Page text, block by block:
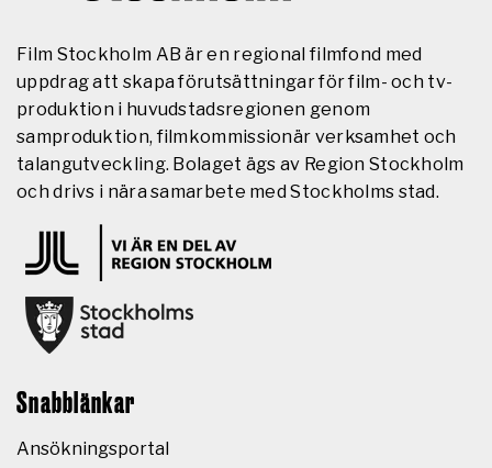
Film Stockholm AB är en regional filmfond med
uppdrag att skapa förutsättningar för film- och tv-
produktion i huvudstadsregionen genom
samproduktion, filmkommissionär verksamhet och
talangutveckling. Bolaget ägs av Region Stockholm
och drivs i nära samarbete med Stockholms stad.
Snabblänkar
Ansökningsportal